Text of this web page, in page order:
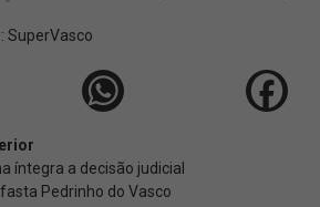
SuperVasco‎‎‎‎‎‎
íntegra a decisão judicial
Pedrinho do Vasco